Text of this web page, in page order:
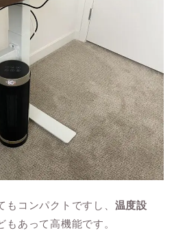
コンパクトですし、 温度設
もあって高機能です。